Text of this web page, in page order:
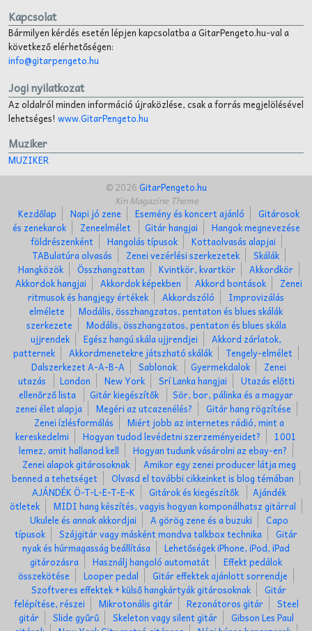
Kapcsolat
Bármilyen kérdés esetén lépjen kapcsolatba a GitarPengeto.hu-val a
következő elérhetőségen:
info@gitarpengeto.hu
Jogi nyilatkozat
Az oldalról minden információ újraközlése, csak a forrás megjelölésével
lehetséges! www.GitarPengeto.hu
Muziker
MUZIKER
© 2026GitarPengeto.hu
Xin Magazine Theme
Kezdőlap
Napi jó zene Esemény és koncert ajánló
Gitárosok
és zenekarok
Zeneelmélet Gitár hangjai
Hangok megnevezése
földrészenként
Hangolás típusok
Kottaolvasás alapjai
TABulatúra olvasás
Zenei vezérlési szerkezetek
Skálák
Hangközök
Összhangzattan Kvintkör, kvartkör
Akkordkör
Akkordok hangjai
Akkordok képekben Akkord bontások
Zenei
ritmusok és hangjegy értékek
Akkordszóló
Improvizálás
elmélete
Modális, összhangzatos, pentaton és blues skálák
szerkezete
Modális, összhangzatos, pentaton és blues skála
ujjrendek
Egész hangú skála ujjrendjei
Akkord zárlatok,
patternek
Akkordmenetekre játszható skálák
Tengely-elmélet
Dalszerkezet A-A-B-A
Sablonok Gyermekdalok
Zenei
utazás
London New York Srí Lanka hangjai
Utazás előtti
ellenőrző lista
Gitár kiegészítők
Sör, bor, pálinka és a magyar
zenei élet alapja
Megéri az utcazenélés?
Gitár hang rögzítése
Zenei ízlésformálás
Miért jobb az internetes rádió, mint a
kereskedelmi
Hogyan tudod levédetni szerzeményeidet?
1001
lemez, amit hallanod kell
Hogyan tudunk vásárolni az ebay-en?
Zenei alapok gitárosoknak
Amikor egy zenei producer látja meg
benned a tehetséget
Olvasd el további cikkeinket is blog témában
AJÁNDÉK Ö-T-L-E-T-E-K
Gitárok és kiegészítők
Ajándék
ötletek
MIDI hang készítés, vagyis hogyan komponálhatsz gitárral
Ukulele és annak akkordjai
A görög zene és a buzuki
Capo
típusok
Szájgitár vagy másként mondva talkbox technika
Gitár
nyak és húrmagasság beállítása
Lehetőségek iPhone, iPod, iPad
gitározásra
Használj hangoló automatát
Effekt pedálok
összekötése
Looper pedal
Gitár effektek ajánlott sorrendje
Szoftveres effektek + külső hangkártyák gitárosoknak
Gitár
felépítése, részei
Mikrotonális gitár Rezonátoros gitár
Steel
gitár
Slide gyűrű Skeleton vagy silent gitár
Gibson Les Paul